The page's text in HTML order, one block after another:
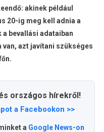
Adóbevallási
Tervezetet
akinek például
20-ig meg kell adnia a
bevallási adataiban
van, azt javítani szükséges
országos hírekről!
a Facebookon >>
a Google News-on